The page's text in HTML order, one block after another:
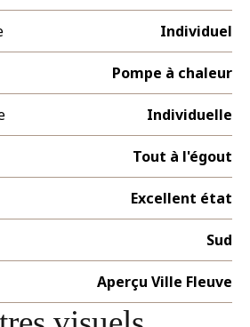
Individuel
Pompe à chaleur
Individuelle
Tout à l'égout
Excellent état
Sud
Aperçu Ville Fleuve